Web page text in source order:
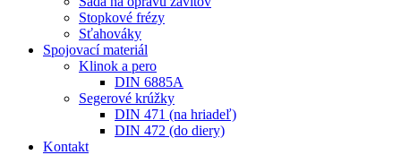
Stopkové frézy
Sťahováky
Spojovací materiál
Klinok a pero
DIN 6885A
Segerové krúžky
DIN 471 (na hriadeľ)
DIN 472 (do diery)
Kontakt